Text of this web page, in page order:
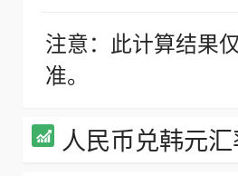
注意：此计算结果
准。
人民币兑韩元